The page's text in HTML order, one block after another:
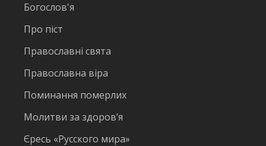
Богослов'я
Про піст
Православні свята
Православна віра
Поминання померлих
Молитви за здоров’я
Єресь «Русского мира»